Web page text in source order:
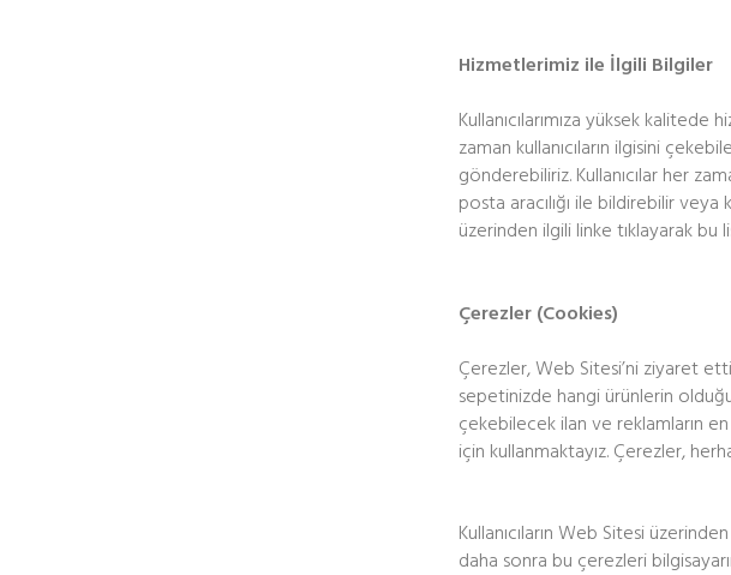
Hizmetlerimiz ile İlgili Bilgiler
Kullanıcılarımıza yüksek
zaman kullanıcıların ilgisini
gönderebiliriz. Kullanıcılar her
posta aracılığı ile bildirebilir veya
üzerinden ilgili linke tıklayarak bu
Çerezler (Cookies)
Çerezler, Web Sitesi’ni ziyaret
sepetinizde hangi ürünlerin
çekebilecek ilan ve reklamların
için kullanmaktayız. Çerezler,
Kullanıcıların Web Sitesi
daha sonra bu çerezleri